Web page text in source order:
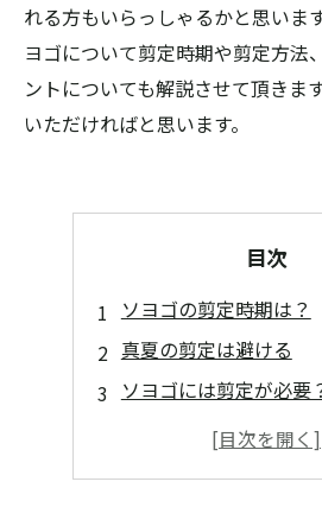
れる方もいらっしゃるかと思いま
ヨゴについて剪定時期や剪定方法
ントについても解説させて頂きま
いただければと思います。
目次
ソヨゴの剪定時期は？
真夏の剪定は避ける
ソヨゴには剪定が必要
ソヨゴの剪定のポイント